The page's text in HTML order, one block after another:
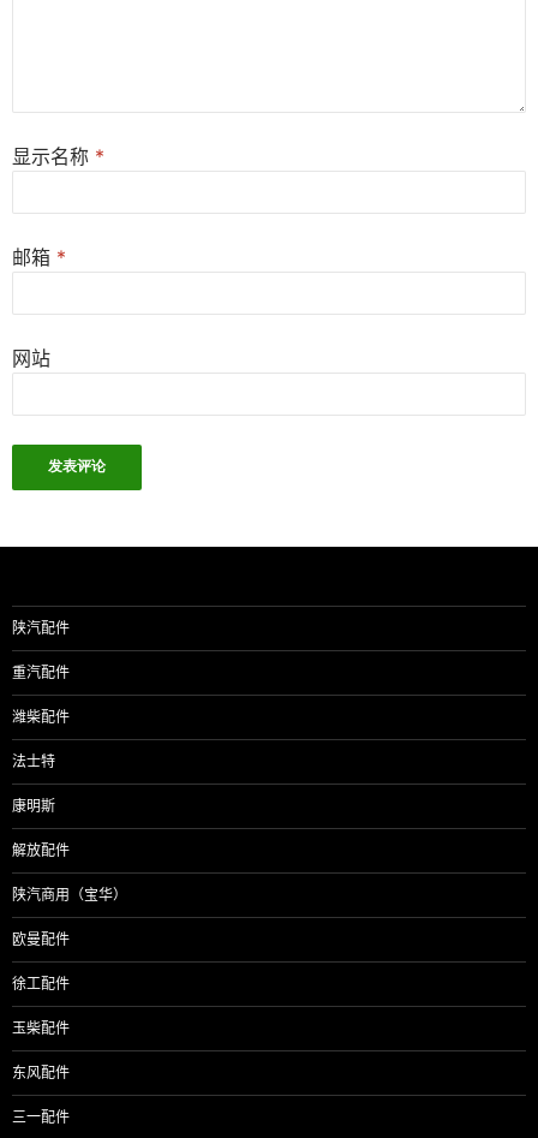
显示名称 *
邮箱 *
网站
陕汽配件
重汽配件
潍柴配件
法士特
康明斯
解放配件
陕汽商用（宝华）
欧曼配件
徐工配件
玉柴配件
东风配件
三一配件